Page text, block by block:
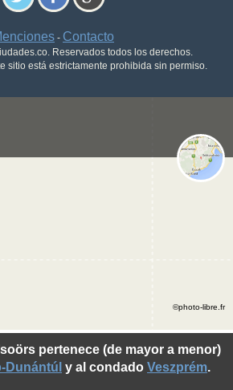
- Contacto
Reservados todos los derechos.
sitio está estrictamente prohibida sin permiso.
pertenece (de mayor a menor)
Dunántúl y al condado Veszprém.
©photo-libre.fr